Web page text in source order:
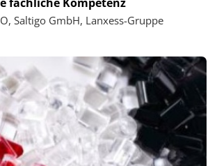
Saltigo GmbH, Lanxess-Gruppe